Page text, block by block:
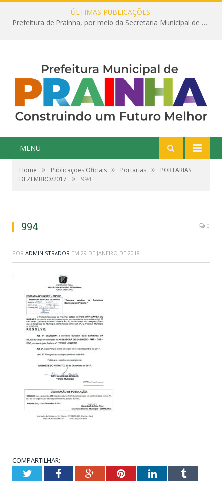
ÚLTIMAS PUBLICAÇÕES:
Prefeitura de Prainha, por meio da Secretaria Municipal de Educação, abre 354 vagas na área da Educação para 2025 com processo seletivo simplificado
MENU
Home » Publicações Oficiais » Portarias »
PORTARIAS
DEZEMBRO/2017
» 994
994 0
POR ADMINISTRADOR EM 29 DE JANEIRO DE 2018
COMPARTILHAR:
TwitterFacebookGoogle+PinterestLinkedInTumblr